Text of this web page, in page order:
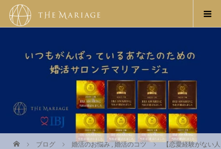
ブログ 婚活のお悩み,婚活のコツ 【恋愛経験がない